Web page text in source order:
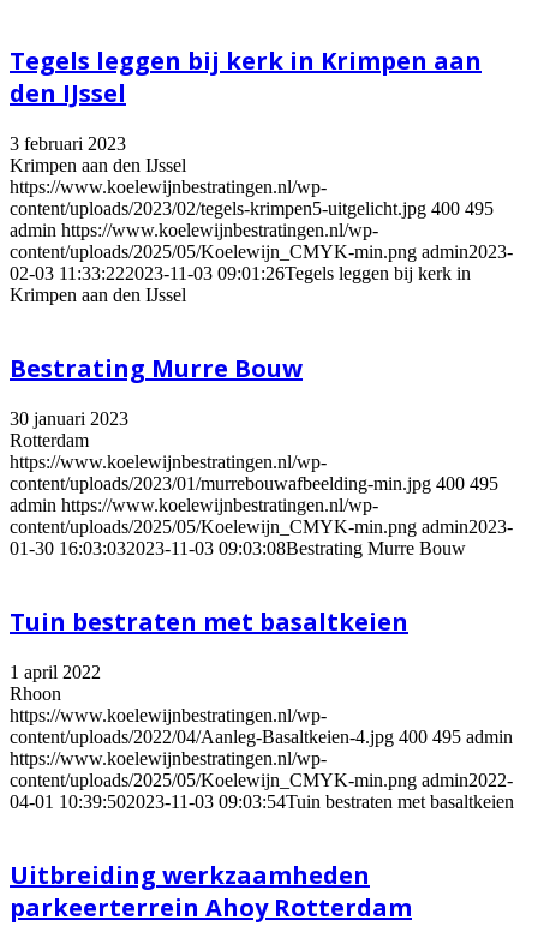
Tegels leggen bij kerk in Krimpen aan
den IJssel
3 februari 2023
Krimpen aan den IJssel
https://www.koelewijnbestratingen.nl/wp-
content/uploads/2023/02/tegels-krimpen5-uitgelicht.jpg 400 495
admin https://www.koelewijnbestratingen.nl/wp-
content/uploads/2025/05/Koelewijn_CMYK-min.png admin2023-
02-03 11:33:222023-11-03 09:01:26Tegels leggen bij kerk in
Krimpen aan den IJssel
Bestrating Murre Bouw
30 januari 2023
Rotterdam
https://www.koelewijnbestratingen.nl/wp-
content/uploads/2023/01/murrebouwafbeelding-min.jpg 400 495
admin https://www.koelewijnbestratingen.nl/wp-
content/uploads/2025/05/Koelewijn_CMYK-min.png admin2023-
01-30 16:03:032023-11-03 09:03:08Bestrating Murre Bouw
Tuin bestraten met basaltkeien
1 april 2022
Rhoon
https://www.koelewijnbestratingen.nl/wp-
content/uploads/2022/04/Aanleg-Basaltkeien-4.jpg 400 495 admin
https://www.koelewijnbestratingen.nl/wp-
content/uploads/2025/05/Koelewijn_CMYK-min.png admin2022-
04-01 10:39:502023-11-03 09:03:54Tuin bestraten met basaltkeien
Uitbreiding werkzaamheden
parkeerterrein Ahoy Rotterdam